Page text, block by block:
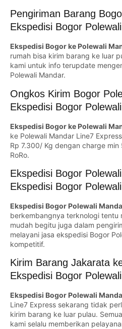
Pengiriman Barang
Ekspedisi Bogor
Ekspedisi Bogor ke Polewali
rumah bisa kirim barang ke luar
kami untuk info terupdate
Polewali Mandar.
Ongkos Kirim Bogor
Ekspedisi Bogor
Ekspedisi Bogor ke Polewali
ke Polewali Mandar Line7
Rp 7.300/ Kg dengan charge
RoRo.
Ekspedisi Bogor
Ekspedisi Bogor
Ekspedisi Bogor Polewali
berkembangnya terknologi tentu
mudah begitu juga dalam
melayani jasa ekspedisi Bogor
kompetitif.
Kirim Barang Jakarata
Ekspedisi Bogor
Ekspedisi Bogor Polewali
Line7 Express sekarang tidak
kirim barang ke luar pulau.
kami selalu memberikan